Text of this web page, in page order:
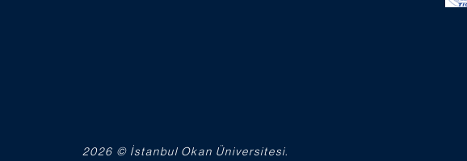
2026 © İstanbul Okan Üniversitesi.